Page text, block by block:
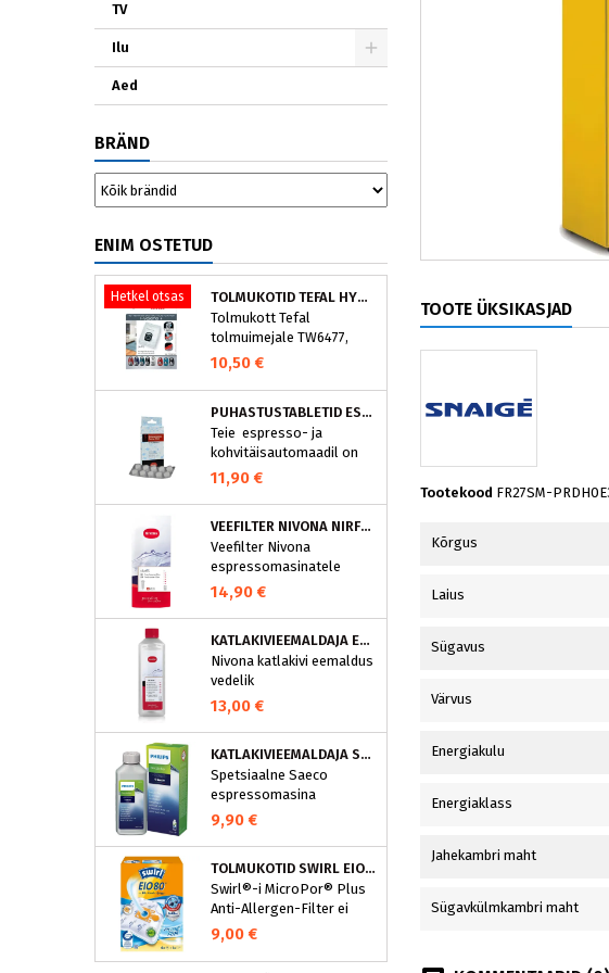
TV
Ilu
Aed
BRÄND
ENIM OSTETUD
Hetkel otsas
TOLMUKOTID TEFAL HYGIENE+ ZR200540 (4 TK)
Tolmukott Tefal
tolmuimejale TW6477,
TW6886..
10,50 €
PUHASTUSTABLETID ESPRESSOMASINALE, NIVONA 390701200
Teie espresso- ja
kohvitäisautomaadil on
integreeritud
puhastusprogramm.
NIVONA puhastustabletid
on loodud spetsiaalselt
selle programmi jaoks ja
eraldavad mustuse nagu
nt kohvirasva
aparaati ja tagab täiusliku
aroomi.
11,90 €
VEEFILTER NIVONA NIRF701
Veefilter Nivona
espressomasinatele
14,90 €
KATLAKIVIEEMALDAJA ESPRESSOMASINATELE, NIVONA (500 ML)
Nivona katlakivi eemaldus
vedelik
espressomasinatele
13,00 €
KATLAKIVIEEMALDAJA SAECO ESPRESSOMASINATELE, PHILIPS CA6700/10
Spetsiaalne Saeco
espressomasina
katlakivieemaldi
Espressomasinast
eemaldamine on vajalik
selleks, et hoida masin
parimas korras. See
spetsiaalne
9,90 €
TOLMUKOTID SWIRL EIO80MNEW
Swirl®-i MicroPor® Plus
Anti-Allergen-Filter ei
lukusta ohutult
tolmuimejakotti mitte
ainult tavalise kodutolmu,
9,00 €
TOOTE ÜKSIKASJAD
Tootekood FR27SM-
Kõrgus
Laius
Sügavus
Värvus
Energiakulu
Energiaklass
Jahekambri maht
Sügavkülmkambri maht